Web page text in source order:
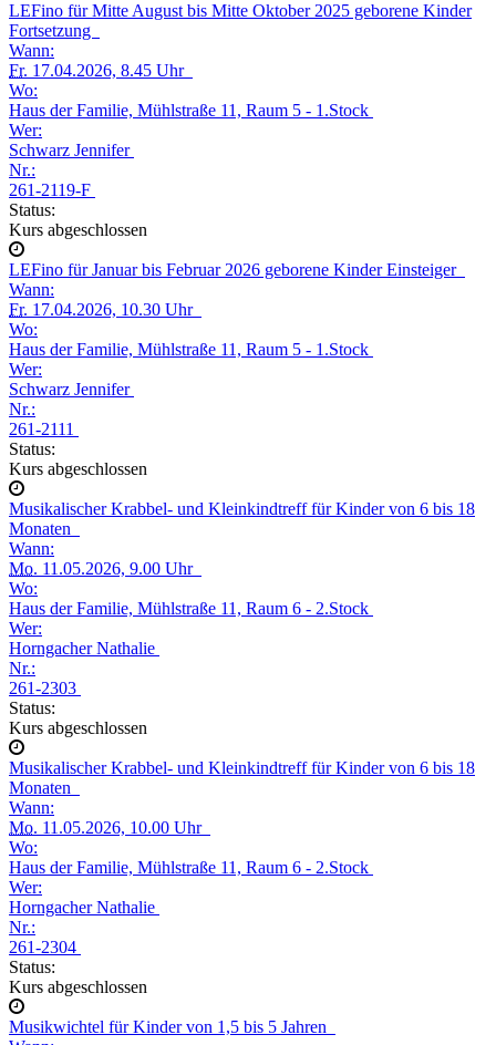
LEFino für Mitte August bis Mitte Oktober 2025 geborene Kinder
Fortsetzung
Wann:
Fr. 17.04.2026, 8.45 Uhr
Wo:
Haus der Familie, Mühlstraße 11, Raum 5 - 1.Stock
Wer:
Schwarz Jennifer
Nr.:
261-2119-F
Status:
Kurs abgeschlossen
LEFino für Januar bis Februar 2026 geborene Kinder Einsteiger
Wann:
Fr. 17.04.2026, 10.30 Uhr
Wo:
Haus der Familie, Mühlstraße 11, Raum 5 - 1.Stock
Wer:
Schwarz Jennifer
Nr.:
261-2111
Status:
Kurs abgeschlossen
Musikalischer Krabbel- und Kleinkindtreff für Kinder von 6 bis 18
Monaten
Wann:
Mo. 11.05.2026, 9.00 Uhr
Wo:
Haus der Familie, Mühlstraße 11, Raum 6 - 2.Stock
Wer:
Horngacher Nathalie
Nr.:
261-2303
Status:
Kurs abgeschlossen
Musikalischer Krabbel- und Kleinkindtreff für Kinder von 6 bis 18
Monaten
Wann:
Mo. 11.05.2026, 10.00 Uhr
Wo:
Haus der Familie, Mühlstraße 11, Raum 6 - 2.Stock
Wer:
Horngacher Nathalie
Nr.:
261-2304
Status:
Kurs abgeschlossen
Musikwichtel für Kinder von 1,5 bis 5 Jahren